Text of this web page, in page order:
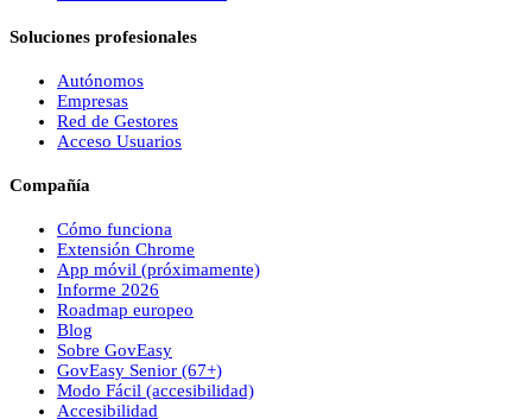
Soluciones profesionales
Autónomos
Empresas
Red de Gestores
Acceso Usuarios
Compañía
Cómo funciona
Extensión Chrome
App móvil (próximamente)
Informe 2026
Roadmap europeo
Blog
Sobre GovEasy
GovEasy Senior (67+)
Modo Fácil (accesibilidad)
Accesibilidad